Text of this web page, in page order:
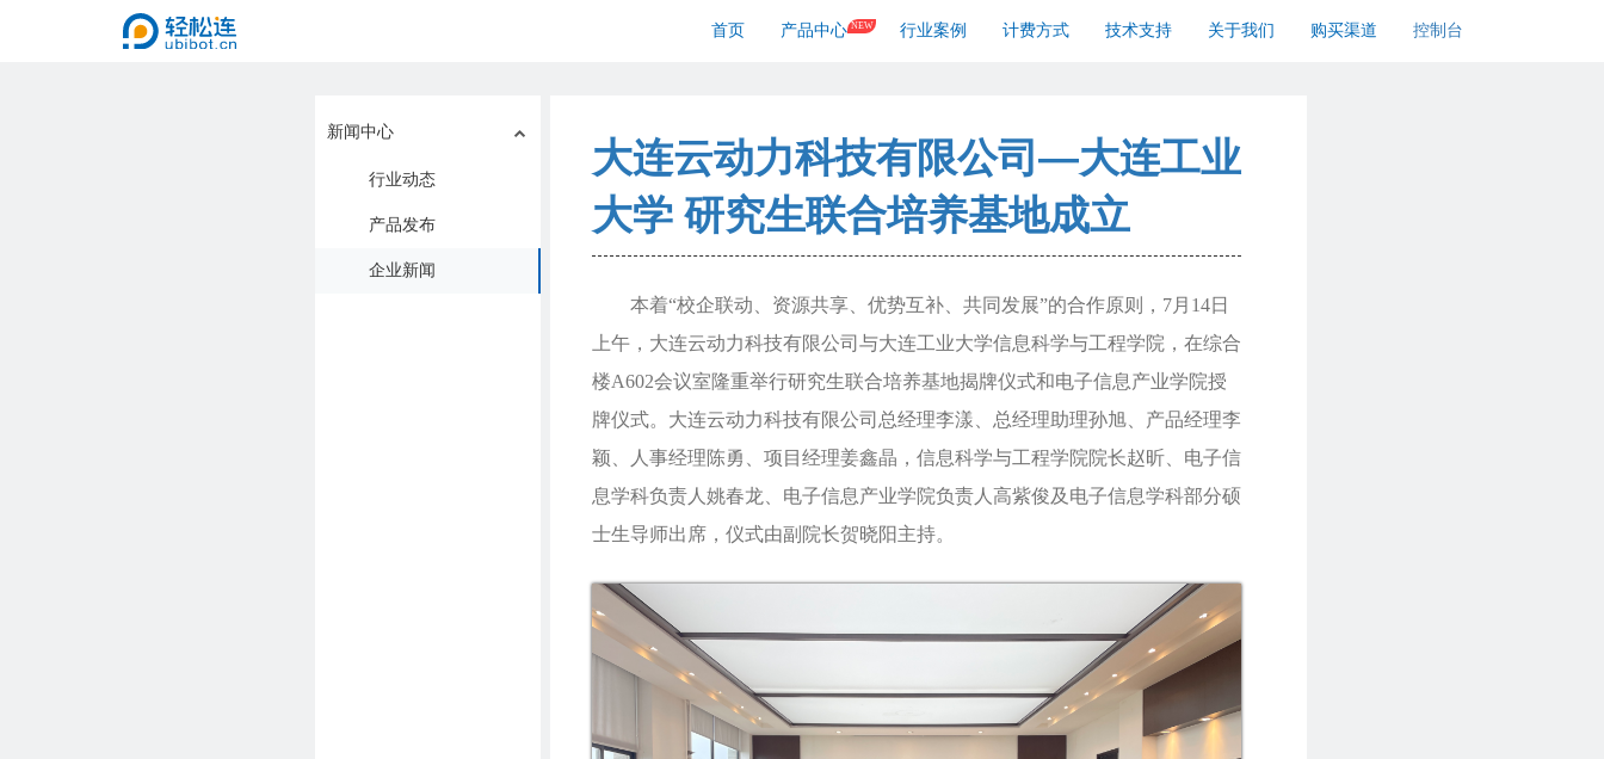
首页 产品中心 NEW 行业案例 计费方式 技术支持 关于我们 购买渠道 控制台
新闻中心
行业动态
产品发布
企业新闻
大连云动力科技有限公司—大连工业
大学 研究生联合培养基地成立
本着“校企联动、资源共享、优势互补、共同发展”的合作原则，7月14日
上午，大连云动力科技有限公司与大连工业大学信息科学与工程学院，在综合
楼A602会议室隆重举行研究生联合培养基地揭牌仪式和电子信息产业学院授
牌仪式。大连云动力科技有限公司总经理李漾、总经理助理孙旭、产品经理李
颖、人事经理陈勇、项目经理姜鑫晶，信息科学与工程学院院长赵昕、电子信
息学科负责人姚春龙、电子信息产业学院负责人高紫俊及电子信息学科部分硕
士生导师出席，仪式由副院长贺晓阳主持。